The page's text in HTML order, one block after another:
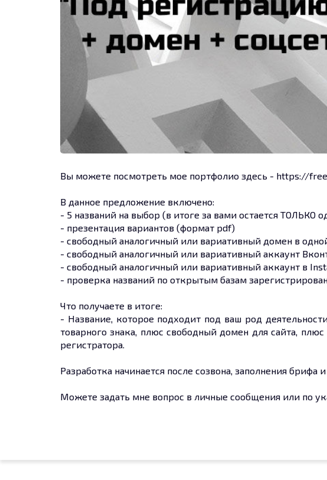
Вы можете посмотреть мое портфолио здесь - https://
В данное предложение включено:
- 5 названий на выбор (в итоге за вами остается ТОЛЬКО
- презентация вариантов (формат pdf)
- свободный аналогичный или вариативный домен в
- свободный аналогичный или вариативный аккаунт
- свободный аналогичный или вариативный аккаунт в
- проверка названий по открытым базам
Что получаете в итоге:
- Название, которое подходит под ваш род
товарного знака, плюс свободный домен для сайта,
регистратора.
Разработка начинается после созвона, заполнения брифа
Можете задать мне вопрос в личные сообщения или по